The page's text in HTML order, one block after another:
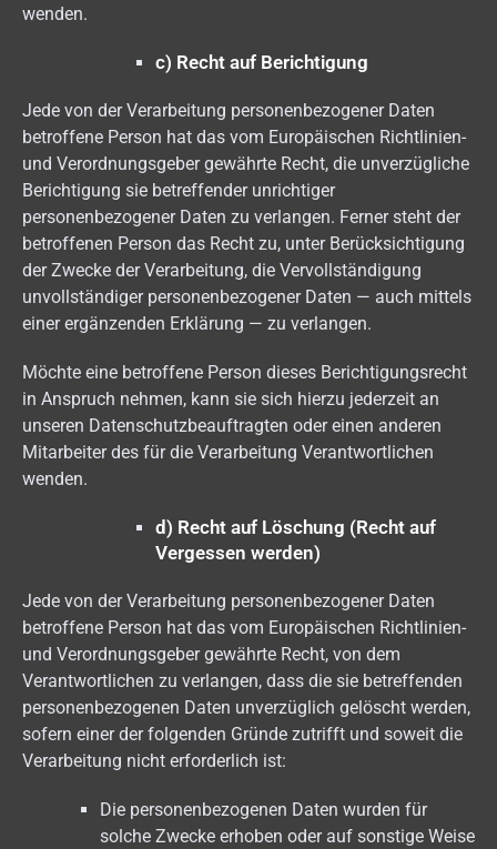
wenden.
c) Recht auf Berichtigung
Jede von der Verarbeitung personenbezogener Daten
betroffene Person hat das vom Europäischen Richtlinien-
und Verordnungsgeber gewährte Recht, die unverzügliche
Berichtigung sie betreffender unrichtiger
personenbezogener Daten zu verlangen. Ferner steht der
betroffenen Person das Recht zu, unter Berücksichtigung
der Zwecke der Verarbeitung, die Vervollständigung
unvollständiger personenbezogener Daten — auch mittels
einer ergänzenden Erklärung — zu verlangen.
Möchte eine betroffene Person dieses Berichtigungsrecht
in Anspruch nehmen, kann sie sich hierzu jederzeit an
unseren Datenschutzbeauftragten oder einen anderen
Mitarbeiter des für die Verarbeitung Verantwortlichen
wenden.
d) Recht auf Löschung (Recht auf
Vergessen werden)
Jede von der Verarbeitung personenbezogener Daten
betroffene Person hat das vom Europäischen Richtlinien-
und Verordnungsgeber gewährte Recht, von dem
Verantwortlichen zu verlangen, dass die sie betreffenden
personenbezogenen Daten unverzüglich gelöscht werden,
sofern einer der folgenden Gründe zutrifft und soweit die
Verarbeitung nicht erforderlich ist:
Die personenbezogenen Daten wurden für
solche Zwecke erhoben oder auf sonstige Weise